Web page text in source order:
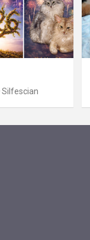
Silfescian